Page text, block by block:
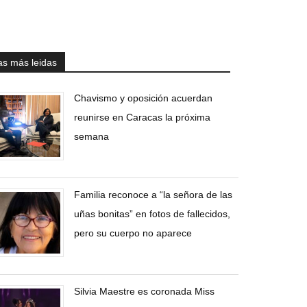
más leidas
Chavismo y oposición acuerdan
reunirse en Caracas la próxima
semana
Familia reconoce a “la señora de las
uñas bonitas” en fotos de fallecidos,
pero su cuerpo no aparece
Silvia Maestre es coronada Miss